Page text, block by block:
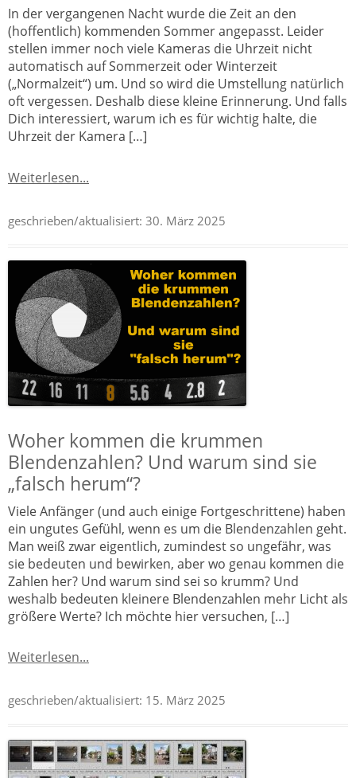
In der vergangenen Nacht wurde die Zeit an den
(hoffentlich) kommenden Sommer angepasst. Leider
stellen immer noch viele Kameras die Uhrzeit nicht
automatisch auf Sommerzeit oder Winterzeit
(„Normalzeit“) um. Und so wird die Umstellung natürlich
oft vergessen. Deshalb diese kleine Erinnerung. Und falls
Dich interessiert, warum ich es für wichtig halte, die
Uhrzeit der Kamera […]
Weiterlesen...
geschrieben/aktualisiert: 30. März 2025
Woher kommen die krummen
Blendenzahlen? Und warum sind sie
„falsch herum“?
Viele Anfänger (und auch einige Fortgeschrittene) haben
ein ungutes Gefühl, wenn es um die Blendenzahlen geht.
Man weiß zwar eigentlich, zumindest so ungefähr, was
sie bedeuten und bewirken, aber wo genau kommen die
Zahlen her? Und warum sind sei so krumm? Und
weshalb bedeuten kleinere Blendenzahlen mehr Licht als
größere Werte? Ich möchte hier versuchen, […]
Weiterlesen...
geschrieben/aktualisiert: 15. März 2025